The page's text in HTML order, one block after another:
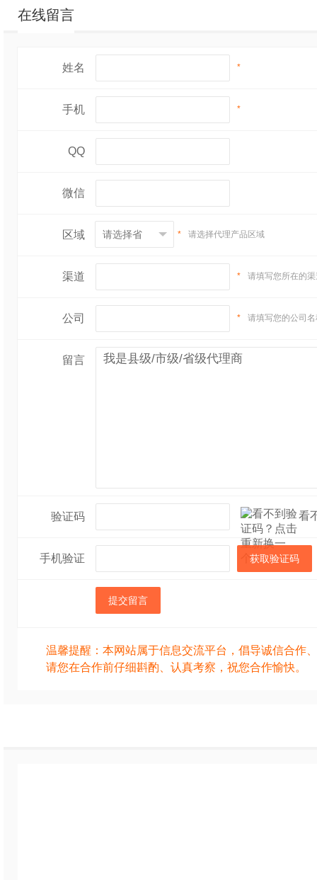
在线留言
姓名 *
手机 *
QQ
微信
区域 * 请选择代理产品区域
渠道 * 请填写您所在的
公司 * 请填写您的公司
留言
验证码 看
手机验证 获取验证码
提交留言
温馨提醒：本网站属于信息交流平台，倡导诚信合作
请您在合作前仔细斟酌、认真考察，祝您合作愉快。